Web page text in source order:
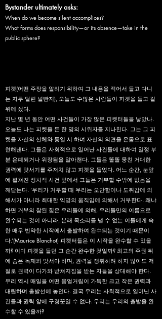
Bystander ultimately asks:
When do we become silent accomplices?
What forms does responsibility—or its absence—take in the
public sphere?
피켓(어떤 주장을 알리기 위하여 그 내용을 적어서 들고 다니
는 자루 달린 널빤지), 오늘도 수많은 사람들이 피켓을 들고 길
위에 섰다.
지난 몇 년 동안 어떤 사건들이 가장 많은 피켓터들을 낳았나.
오늘도 나는 피켓을 든 한 명의 시위자를 지나친다. 그는 그 피
켓을 자신의 신체와 동일 시 하며 자신의 의견을 온몸으로 표
현해낸다. 그들은 사회적으로 일어난 사건들에 대하여 일정 부
분 은폐되거나 위장됨을 알아챈다. 그들은 똘똘 뭉친 거대한
권력에 맞서기를 주저치 않고 피켓을 들었다. 어느 순간, 눈앞
에 펼쳐진 정치적 사건 앞에서 그들은 거부할 수밖에 없음을
깨닫는다. ‘우리가 거부할 때 우리는 오만함이나 도취감에 의
해서가 아니라 최대한 익명의 움직임에 의해서 거부한다. 왜냐
하면 거부의 참된 힘은 우리들에 의해, 우리들만의 이름으로
완수되는 것이 아니라, 본래 목소리를 낼 수 없는 이들에게 속
한 매우 빈약한 시작에서 출발하여 완수되는 것이기 때문이
다.’(Maurice Blanchot) 피켓터들은 이 시작을 완수할 수 있을
까? 이미 피켓을 들던 그 순간 완수한 것일까? 최고의 주권 뒤
에 숨은 독재와 맞서야 하며, 권력을 쟁취하려 하지 않아도 저
절로 권력이 다가와 받쳐지짐을 받는 자들을 상대해야 한다.
우리 역시 매일을 어떤 웅얼거림이 가득한 크고 작은 권력과
대립하며 출발선에 놓인다. 결국 우리는 사회적으로 일어난 사
건들과 권력 앞에 구경꾼일 수 없다. 우리는 우리의 출발을 완
수할 수 있을까?